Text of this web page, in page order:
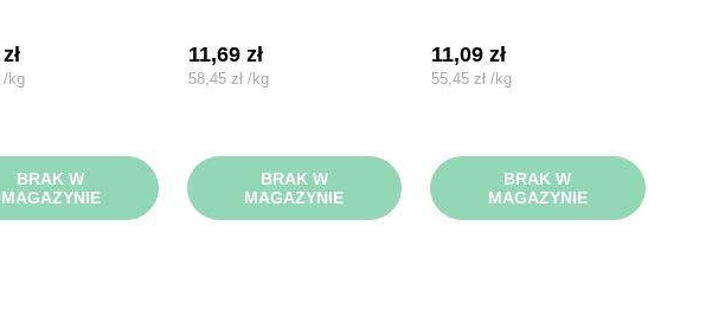
zł
/kg
BRAK W
MAGAZYNIE
11,69 zł
58,45 zł /kg
BRAK W
MAGAZYNIE
11,09zł
55,45zł /kg
BRAK W
MAGAZYNIE